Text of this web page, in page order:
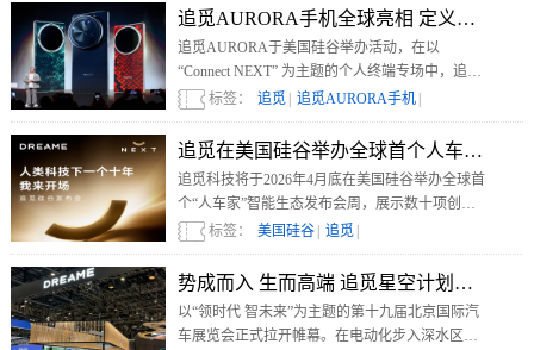
追觅AURORA手机全球亮相 定义下一代
追觅AURORA于美国硅谷举办活动，在以
“Connect NEXT” 为主题的个人终端专场中，追觅
AURORA释放了底层技术突破，追觅AURORA
手机也在全球亮相，剑指下一代个人智能终端的
定义权。
标签： 追觅 追觅AURORA手机
追觅在美国硅谷举办全球首个人车家生态
追觅科技将于2026年4月底在美国硅谷举办全球首
个“人车家”智能生态发布会周，展示数十项创新
产品与百余项技术，并联合全球顶尖科学家论
坛，共同定义未来十年科技发展新方向。
标签： 美国硅谷 追觅
势成而入 生而高端 追觅星空计划亮相
以“领时代 智未来”为主题的第十九届北京国际汽
车展览会正式拉开帷幕。在电动化步入深水区、